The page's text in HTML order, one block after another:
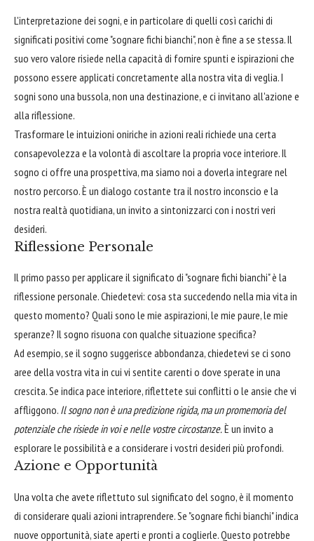
L'interpretazione dei sogni, e in particolare di quelli così carichi di
significati positivi come "sognare fichi bianchi", non è fine a se stessa. Il
suo vero valore risiede nella capacità di fornire spunti e ispirazioni che
possono essere applicati concretamente alla nostra vita di veglia. I
sogni sono una bussola, non una destinazione, e ci invitano all'azione e
alla riflessione.
Trasformare le intuizioni oniriche in azioni reali richiede una certa
consapevolezza e la volontà di ascoltare la propria voce interiore. Il
sogno ci offre una prospettiva, ma siamo noi a doverla integrare nel
nostro percorso. È un dialogo costante tra il nostro inconscio e la
nostra realtà quotidiana, un invito a sintonizzarci con i nostri veri
desideri.
Riflessione Personale
Il primo passo per applicare il significato di "sognare fichi bianchi" è la
riflessione personale. Chiedetevi: cosa sta succedendo nella mia vita in
questo momento? Quali sono le mie aspirazioni, le mie paure, le mie
speranze? Il sogno risuona con qualche situazione specifica?
Ad esempio, se il sogno suggerisce abbondanza, chiedetevi se ci sono
aree della vostra vita in cui vi sentite carenti o dove sperate in una
crescita. Se indica pace interiore, riflettete sui conflitti o le ansie che vi
affliggono. Il sogno non è una predizione rigida, ma un promemoria del
potenziale che risiede in voi e nelle vostre circostanze.È un invito a
esplorare le possibilità e a considerare i vostri desideri più profondi.
Azione e Opportunità
Una volta che avete riflettuto sul significato del sogno, è il momento
di considerare quali azioni intraprendere. Se "sognare fichi bianchi" indica
nuove opportunità, siate aperti e pronti a coglierle. Questo potrebbe